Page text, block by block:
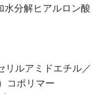
水分解ヒアルロン酸
リルアミドエチル／
コポリマー